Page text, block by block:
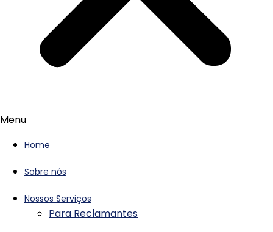
Menu
Home
Sobre nós
Nossos Serviços
Para Reclamantes